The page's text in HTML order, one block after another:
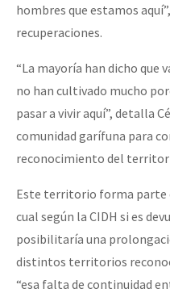
hombres que estamos
recuperaciones.
“La mayoría han dicho que
no han cultivado mucho
pasar a vivir aquí”, detalla
comunidad garífuna para
reconocimiento del
Este territorio forma parte
cual según la CIDH si es
posibilitaría una
distintos territorios
“esa falta de continuidad